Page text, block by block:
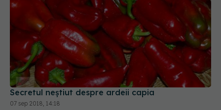
Secretul neştiut despre ardeii capia
07 sep 2018, 14:18